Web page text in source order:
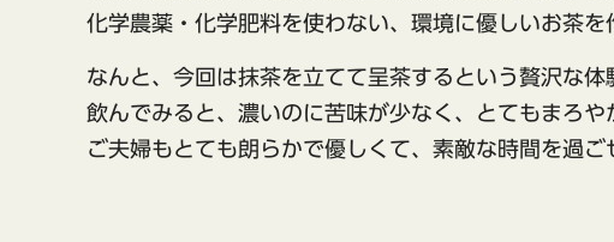
化学農薬・化学肥料を使わない、環境に優しいお茶を
なんと、今回は抹茶を立てて呈茶するという贅沢な体
飲んでみると、濃いのに苦味が少なく、とてもまろや
ご夫婦もとても朗らかで優しくて、素敵な時間を過ご